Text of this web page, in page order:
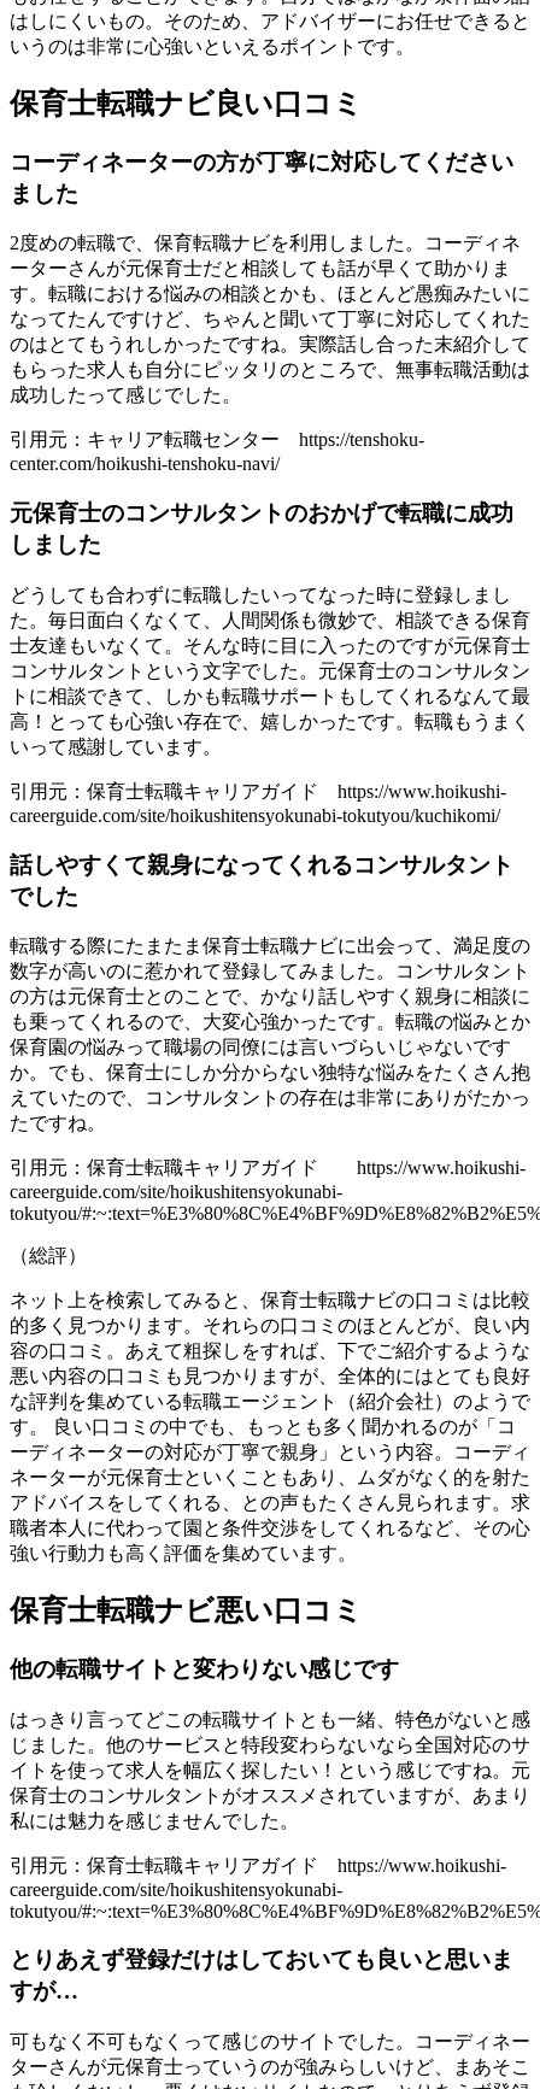
はしにくいもの。そのため、アドバイザーにお任せできると
いうのは非常に心強いといえるポイントです。
保育士転職ナビ良い口コミ
コーディネーターの方が丁寧に対応してください
ました
2度めの転職で、保育転職ナビを利用しました。コーディネ
ーターさんが元保育士だと相談しても話が早くて助かりま
す。転職における悩みの相談とかも、ほとんど愚痴みたいに
なってたんですけど、ちゃんと聞いて丁寧に対応してくれた
のはとてもうれしかったですね。実際話し合った末紹介して
もらった求人も自分にピッタリのところで、無事転職活動は
成功したって感じでした。
引用元：キャリア転職センター https://tenshoku-
center.com/hoikushi-tenshoku-navi/
元保育士のコンサルタントのおかげで転職に成功
しました
どうしても合わずに転職したいってなった時に登録しまし
た。毎日面白くなくて、人間関係も微妙で、相談できる保育
士友達もいなくて。そんな時に目に入ったのですが元保育士
コンサルタントという文字でした。元保育士のコンサルタン
トに相談できて、しかも転職サポートもしてくれるなんて最
高！とっても心強い存在で、嬉しかったです。転職もうまく
いって感謝しています。
引用元：保育士転職キャリアガイド https://www.hoikushi-
careerguide.com/site/hoikushitensyokunabi-tokutyou/kuchikomi/
話しやすくて親身になってくれるコンサルタント
でした
転職する際にたまたま保育士転職ナビに出会って、満足度の
数字が高いのに惹かれて登録してみました。コンサルタント
の方は元保育士とのことで、かなり話しやすく親身に相談に
も乗ってくれるので、大変心強かったです。転職の悩みとか
保育園の悩みって職場の同僚には言いづらいじゃないです
か。でも、保育士にしか分からない独特な悩みをたくさん抱
えていたので、コンサルタントの存在は非常にありがたかっ
たですね。
引用元：保育士転職キャリアガイド https://www.hoikushi-
careerguide.com/site/hoikushitensyokunabi-
tokutyou/
（総評）
ネット上を検索してみると、保育士転職ナビの口コミは比較
的多く見つかります。それらの口コミのほとんどが、良い内
容の口コミ。あえて粗探しをすれば、下でご紹介するような
悪い内容の口コミも見つかりますが、全体的にはとても良好
な評判を集めている転職エージェント（紹介会社）のようで
す。 良い口コミの中でも、もっとも多く聞かれるのが「コ
ーディネーターの対応が丁寧で親身」という内容。コーディ
ネーターが元保育士といくこともあり、ムダがなく的を射た
アドバイスをしてくれる、との声もたくさん見られます。求
職者本人に代わって園と条件交渉をしてくれるなど、その心
強い行動力も高く評価を集めています。
保育士転職ナビ悪い口コミ
他の転職サイトと変わりない感じです
はっきり言ってどこの転職サイトとも一緒、特色がないと感
じました。他のサービスと特段変わらないなら全国対応のサ
イトを使って求人を幅広く探したい！という感じですね。元
保育士のコンサルタントがオススメされていますが、あまり
私には魅力を感じませんでした。
引用元：保育士転職キャリアガイド https://www.hoikushi-
careerguide.com/site/hoikushitensyokunabi-
tokutyou/
とりあえず登録だけはしておいても良いと思いま
すが…
可もなく不可もなくって感じのサイトでした。コーディネー
ターさんが元保育士っていうのが強みらしいけど、まあそこ